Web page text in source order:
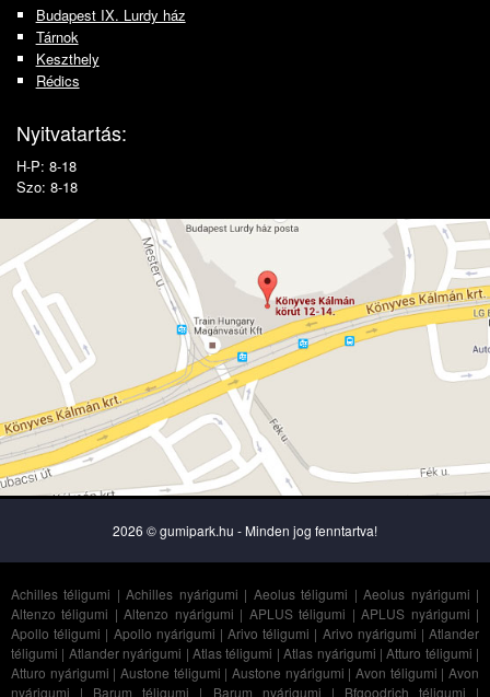
Budapest IX. Lurdy ház
Tárnok
Keszthely
Rédics
Nyitvatartás:
H-P: 8-18
Szo: 8-18
2026 © gumipark.hu - Minden jog fenntartva!
Achilles téligumi |Achilles nyárigumi | Aeolus téligumi |Aeolus nyárigumi |
Altenzo téligumi |Altenzo nyárigumi | APLUS téligumi |APLUS nyárigumi |
Apollo téligumi | Apollo nyárigumi |Arivo téligumi | Arivo nyárigumi |Atlander
téligumi | Atlander nyárigumi | Atlas téligumi |Atlas nyárigumi |Atturo téligumi |
Atturo nyárigumi |Austone téligumi |Austone nyárigumi |Avon téligumi |Avon
nyárigumi | Barum téligumi | Barum nyárigumi | Bfgoodrich téligumi |